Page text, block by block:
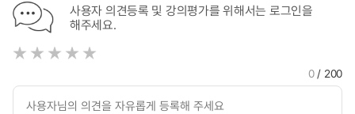
사용자 의견등록 및 강의평가를 위해서는 로그인을
해주세요.
0/ 200